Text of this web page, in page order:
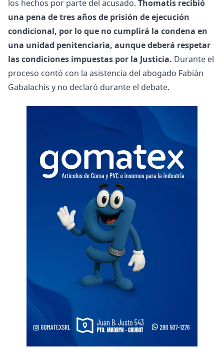
los hechos por parte del acusado. Thomatis recibió
una pena de tres años de prisión de ejecución
condicional, por lo que no cumplirá la condena en
una unidad penitenciaria, aunque deberá respetar
las condiciones impuestas por la Justicia. Durante el
proceso contó con la asistencia del abogado Fabián
Gabalachis y no declaró durante el debate.